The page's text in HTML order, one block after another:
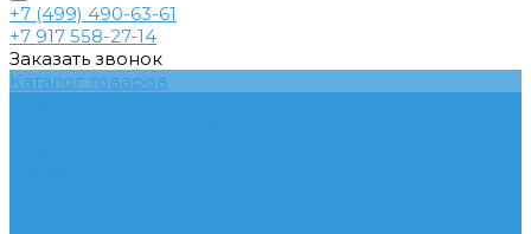
+7 (499) 490-63-61
+7 917 558-27-14
Заказать звонок
Каталог товаров